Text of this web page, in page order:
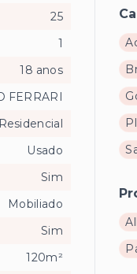
25
1
18 anos
FERRARI
Residencial
Usado
Sim
Mobiliado
Sim
120m²